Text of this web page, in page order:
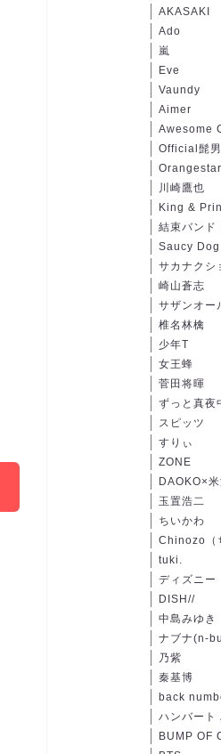
AKASAKI
Ado
嵐
Eve
Vaundy
Aimer
Awesome
Official髭
Orangestar
川崎鷹也
King &
結束バンド
Saucy Dog
サカナクシ
崎山蒼志
サザンオー
椎名林檎
少年T
女王蜂
菅田将暉
ずっと真夜
スピッツ
すりぃ
ZONE
DAOKO×
玉置浩二
ちいかわ
Chinozo（
tuki.
ディズニー
DISH//
中島みゆき
ナブナ(n-
乃紫
秦基博
back
ハンバート
BUMP OF